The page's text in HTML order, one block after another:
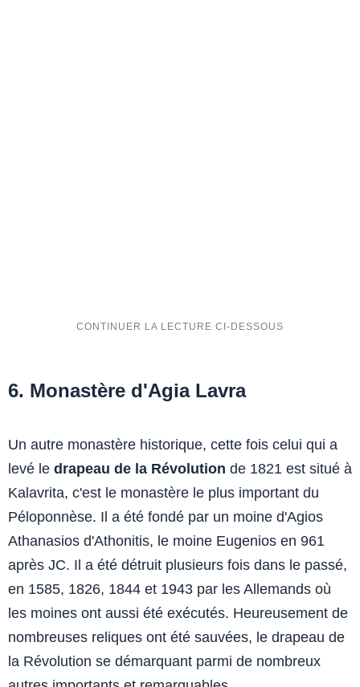
6. Monastère d'Agia Lavra
Un autre monastère historique, cette fois celui qui a
levé le drapeau de la Révolution de 1821 est situé à
Kalavrita, c'est le monastère le plus important du
Péloponnèse. Il a été fondé par un moine d'Agios
Athanasios d'Athonitis, le moine Eugenios en 961
après JC. Il a été détruit plusieurs fois dans le passé,
en 1585, 1826, 1844 et 1943 par les Allemands où
les moines ont aussi été exécutés. Heureusement de
nombreuses reliques ont été sauvées, le drapeau de
la Révolution se démarquant parmi de nombreux